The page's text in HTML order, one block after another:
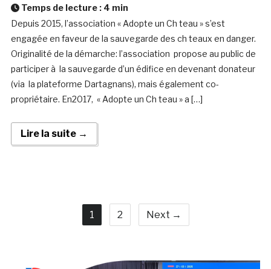
Temps de lecture : 4 min
Depuis 2015, l’association « Adopte un Ch teau » s’est
engagée en faveur de la sauvegarde des ch teaux en danger.
Originalité de la démarche: l’association propose au public de
participer à la sauvegarde d’un édifice en devenant donateur
(via la plateforme Dartagnans), mais également co-
propriétaire. En2017, « Adopte un Ch teau » a […]
Lire la suite →
1 2 Next →